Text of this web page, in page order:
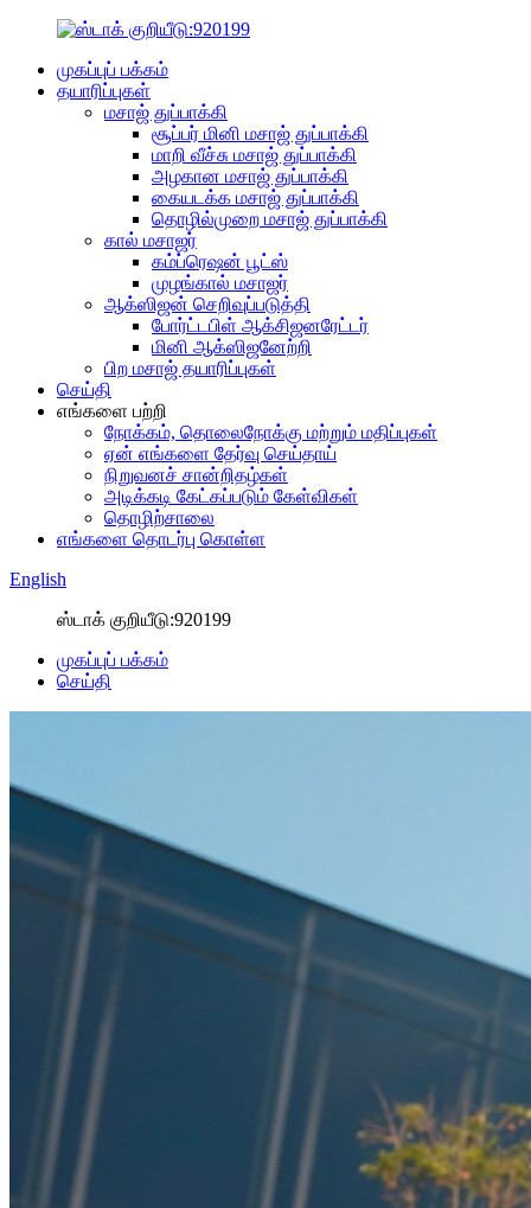
முகப்புப் பக்கம்
தயாரிப்புகள்
மசாஜ் துப்பாக்கி
சூப்பர் மினி மசாஜ் துப்பாக்கி
மாறி வீச்சு மசாஜ் துப்பாக்கி
அழகான மசாஜ் துப்பாக்கி
கையடக்க மசாஜ் துப்பாக்கி
தொழில்முறை மசாஜ் துப்பாக்கி
கால் மசாஜர்
கம்ப்ரெஷன் பூட்ஸ்
முழங்கால் மசாஜர்
ஆக்ஸிஜன் செறிவுப்படுத்தி
போர்ட்டபிள் ஆக்சிஜனரேட்டர்
மினி ஆக்ஸிஜனேற்றி
பிற மசாஜ் தயாரிப்புகள்
செய்தி
எங்களை பற்றி
நோக்கம், தொலைநோக்கு மற்றும் மதிப்புகள்
ஏன் எங்களை தேர்வு செய்தாய்
நிறுவனச் சான்றிதழ்கள்
அடிக்கடி கேட்கப்படும் கேள்விகள்
தொழிற்சாலை
எங்களை தொடர்பு கொள்ள
English
ஸ்டாக் குறியீடு:920199
முகப்புப் பக்கம்
செய்தி